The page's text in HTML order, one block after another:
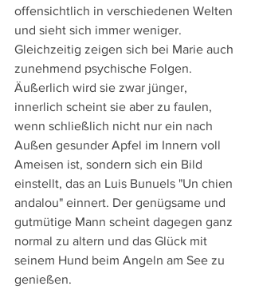
offensichtlich in verschiedenen Welten
und sieht sich immer weniger.
Gleichzeitig zeigen sich bei Marie auch
zunehmend psychische Folgen.
Äußerlich wird sie zwar jünger,
innerlich scheint sie aber zu faulen,
wenn schließlich nicht nur ein nach
Außen gesunder Apfel im Innern voll
Ameisen ist, sondern sich ein Bild
einstellt, das an Luis Bunuels "Un chien
andalou" einnert. Der genügsame und
gutmütige Mann scheint dagegen ganz
normal zu altern und das Glück mit
seinem Hund beim Angeln am See zu
genießen.